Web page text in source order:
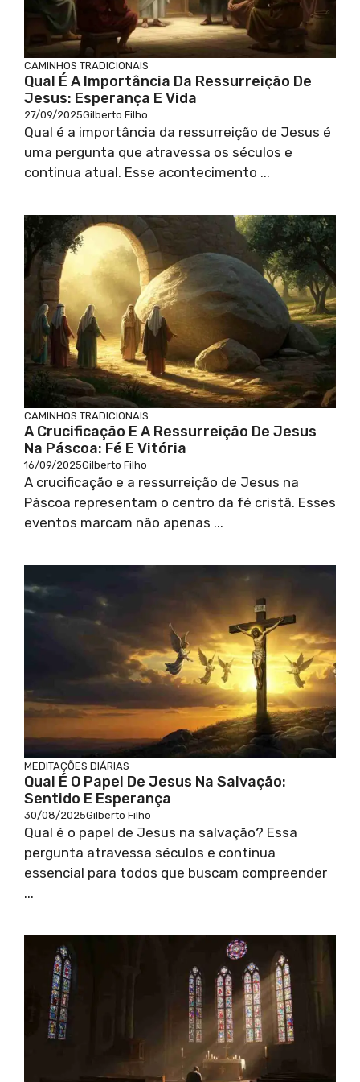
CAMINHOS TRADICIONAIS
Qual É A Importância Da Ressurreição De
Jesus: Esperança E Vida
27/09/2025Gilberto Filho
Qual é a importância da ressurreição de Jesus é
uma pergunta que atravessa os séculos e
continua atual. Esse acontecimento ...
CAMINHOS TRADICIONAIS
A Crucificação E A Ressurreição De Jesus
Na Páscoa: Fé E Vitória
16/09/2025Gilberto Filho
A crucificação e a ressurreição de Jesus na
Páscoa representam o centro da fé cristã. Esses
eventos marcam não apenas ...
MEDITAÇÕES DIÁRIAS
Qual É O Papel De Jesus Na Salvação:
Sentido E Esperança
30/08/2025Gilberto Filho
Qual é o papel de Jesus na salvação? Essa
pergunta atravessa séculos e continua
essencial para todos que buscam compreender
...